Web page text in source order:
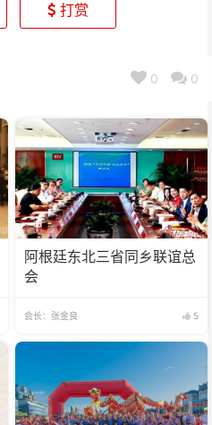
打赏
0 0
阿根廷东北三省同乡联谊总
会
会长：张金良 5